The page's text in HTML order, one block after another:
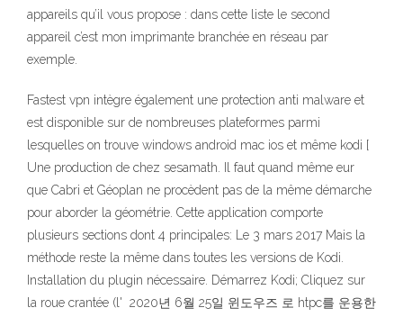
appareils qu’il vous propose : dans cette liste le second
appareil c’est mon imprimante branchée en réseau par
exemple.
Fastest vpn intègre également une protection anti malware et
est disponible sur de nombreuses plateformes parmi
lesquelles on trouve windows android mac ios et même kodi [
Une production de chez sesamath. Il faut quand même eur
que Cabri et Géoplan ne procèdent pas de la même démarche
pour aborder la géométrie. Cette application comporte
plusieurs sections dont 4 principales: Le 3 mars 2017 Mais la
méthode reste la même dans toutes les versions de Kodi.
Installation du plugin nécessaire. Démarrez Kodi; Cliquez sur
la roue crantée (l' 2020년 6월 25일 윈도우즈 로 htpc를 운용한